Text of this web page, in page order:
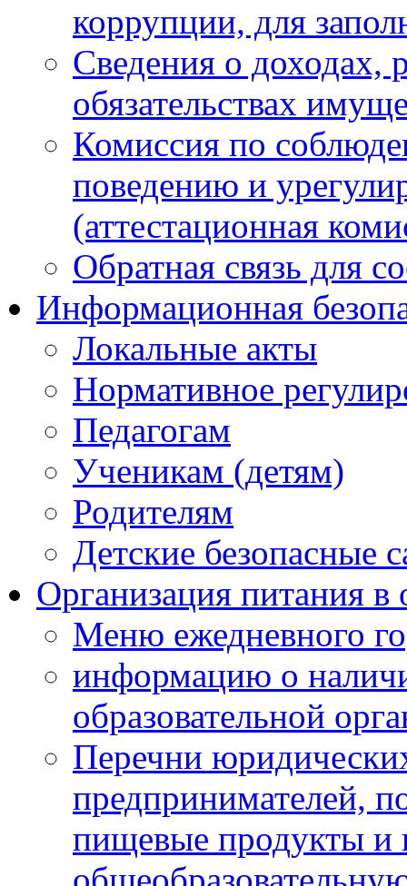
коррупции, для
Сведения о доходах,
обязательствах
Комиссия по
поведению и
(аттестационная
Обратная связь для
Информационная
Локальные акты
Нормативное
Педагогам
Ученикам (детям)
Родителям
Детские безопасные
Организация питания в
Меню ежедневного
информацию о
образовательной
Перечни
предпринимателей,
пищевые продукты и